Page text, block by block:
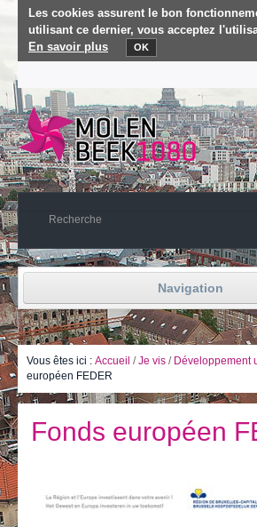
Les cookies assurent le bon
utilisant ce dernier, vous acceptez
En savoir plus
OK
Navigation
Accueil
Vie politique
Je vis
Je visite
Actualités
Vous êtes ici : Accueil /Je vis / Développement
européen FEDER
Fonds européen